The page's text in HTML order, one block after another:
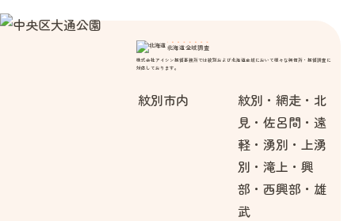
北海道全域調査
株式会社アイシン探偵事務所では紋別および北海道全域において様々な興信所・探偵調査に
対応しております。
紋別市内
紋別・網走・北
見・佐呂間・遠
軽・湧別・上湧
別・滝上・興
部・西興部・雄
武